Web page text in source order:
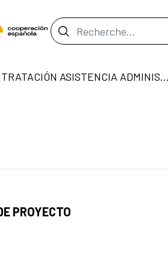
Barre de
CONTRATACIÓN ASISTENCIA ADMINISTRATIVA CONTABLE DE PROYECTO
PROYECTO